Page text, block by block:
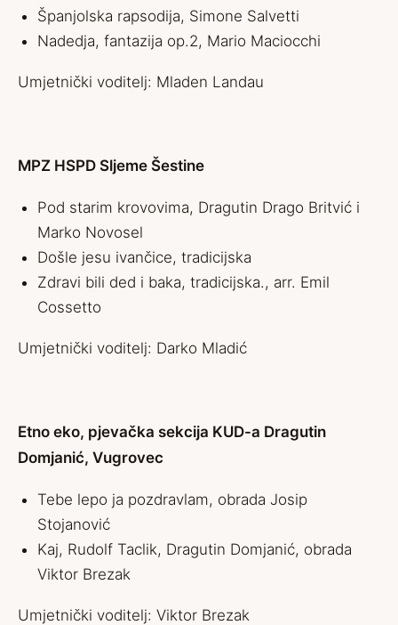
Španjolska rapsodija, Simone Salvetti
Nadedja, fantazija op.2, Mario Maciocchi
Umjetnički voditelj: Mladen Landau
MPZ HSPD Sljeme Šestine
Pod starim krovovima, Dragutin Drago Britvić i
Marko Novosel
Došle jesu ivančice, tradicijska
Zdravi bili ded i baka, tradicijska., arr. Emil
Cossetto
Umjetnički voditelj: Darko Mladić
Etno eko, pjevačka sekcija KUD-a Dragutin
Domjanić, Vugrovec
Tebe lepo ja pozdravlam, obrada Josip
Stojanović
Kaj, Rudolf Taclik, Dragutin Domjanić, obrada
Viktor Brezak
Umjetnički voditelj: Viktor Brezak